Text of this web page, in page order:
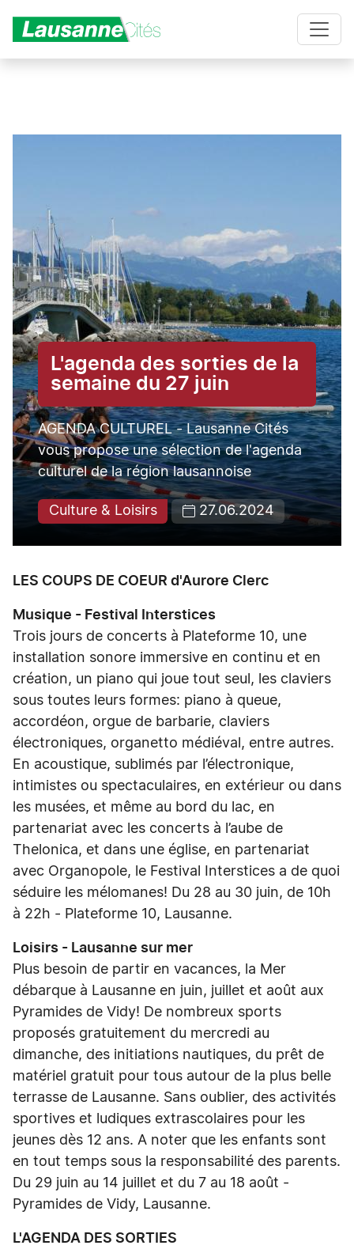
L'agenda des sorties de la
semaine du 27 juin
AGENDA CULTUREL - Lausanne Cités
vous propose une sélection de l'agenda
culturel de la région lausannoise
Culture & Loisirs 27.06.2024
LES COUPS DE COEUR d'Aurore Clerc
Musique - Festival Interstices
Trois jours de concerts à Plateforme 10, une
installation sonore immersive en continu et en
création, un piano qui joue tout seul, les claviers
sous toutes leurs formes: piano à queue,
accordéon, orgue de barbarie, claviers
électroniques, organetto médiéval, entre autres.
En acoustique, sublimés par l’électronique,
intimistes ou spectaculaires, en extérieur ou dans
les musées, et même au bord du lac, en
partenariat avec les concerts à l’aube de
Thelonica, et dans une église, en partenariat
avec Organopole, le Festival Interstices a de quoi
séduire les mélomanes! Du 28 au 30 juin, de 10h
à 22h - Plateforme 10, Lausanne.
Loisirs - Lausanne sur mer
Plus besoin de partir en vacances, la Mer
débarque à Lausanne en juin, juillet et août aux
Pyramides de Vidy! De nombreux sports
proposés gratuitement du mercredi au
dimanche, des initiations nautiques, du prêt de
matériel gratuit pour tous autour de la plus belle
terrasse de Lausanne. Sans oublier, des activités
sportives et ludiques extrascolaires pour les
jeunes dès 12 ans. A noter que les enfants sont
en tout temps sous la responsabilité des parents.
Du 29 juin au 14 juillet et du 7 au 18 août -
Pyramides de Vidy, Lausanne.
L'AGENDA DES SORTIES